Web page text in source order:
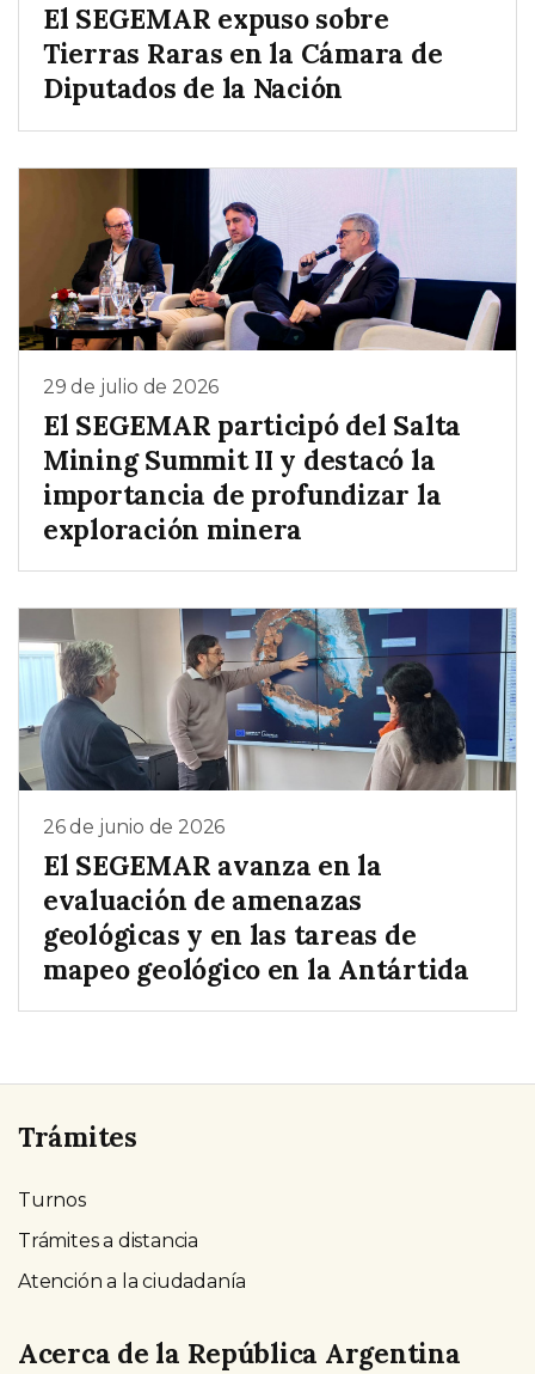
El SEGEMAR expuso sobre
Tierras Raras en la Cámara de
Diputados de la Nación
29 de julio de 2026
El SEGEMAR participó del Salta
Mining Summit II y destacó la
importancia de profundizar la
exploración minera
26 de junio de 2026
El SEGEMAR avanza en la
evaluación de amenazas
geológicas y en las tareas de
mapeo geológico en la Antártida
Trámites
Turnos
Trámites a distancia
Atención a la ciudadanía
Acerca de la República Argentina